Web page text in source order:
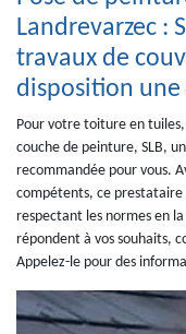
Landrevarzec :
travaux de
disposition une
Pour votre toiture en
couche de peinture, SLB,
recommandée pour vous.
compétents, ce prestataire
respectant les normes en
répondent à vos souhaits,
Appelez-le pour des